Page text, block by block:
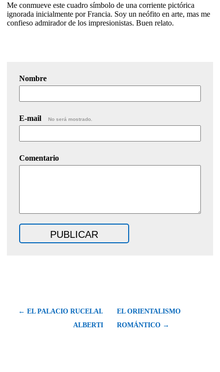
Me conmueve este cuadro símbolo de una corriente pictórica
ignorada inicialmente por Francia. Soy un neófito en arte, mas me
confieso admirador de los impresionistas. Buen relato.
Nombre
E-mail No será mostrado.
Comentario
← EL PALACIO RUCELAI.
ALBERTI
EL ORIENTALISMO
ROMÁNTICO →